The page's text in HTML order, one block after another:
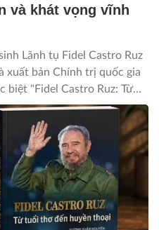
và khát vọng vĩnh
Lãnh tụ Fidel Castro Ruz
bản Chính trị quốc gia
biệt "Fidel Castro Ruz: Từ
báo Vương Xuân
tư liệu lịch sử xác đáng
đời, sự nghiệp của Fidel